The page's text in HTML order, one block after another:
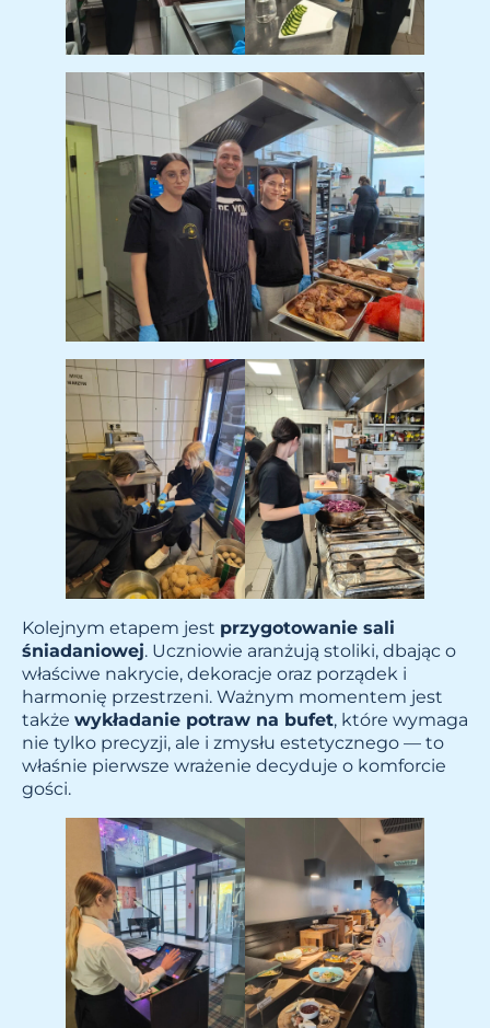
Kolejnym etapem jest przygotowanie sali
śniadaniowej. Uczniowie aranżują stoliki, dbając o
właściwe nakrycie, dekoracje oraz porządek i
harmonię przestrzeni. Ważnym momentem jest
także wykładanie potraw na bufet, które wymaga
nie tylko precyzji, ale i zmysłu estetycznego — to
właśnie pierwsze wrażenie decyduje o komforcie
gości.